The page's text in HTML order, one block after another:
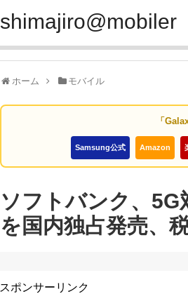
shimajiro@mobiler
ホーム モバイル
「
Samsung公式 Amazon
ソフトバンク、5G
を国内独占発売、
スポンサーリンク